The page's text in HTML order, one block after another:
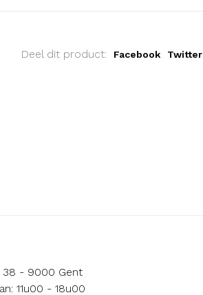
Deel dit product: Facebook Twitter
38 - 9000 Gent
11u00 - 18u00